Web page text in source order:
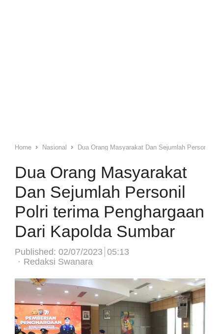
Home Nasional Dua Orang Masyarakat Dan Sejumlah Personil
Dua Orang Masyarakat
Dan Sejumlah Personil
Polri terima Penghargaan
Dari Kapolda Sumbar
Published: 02/07/2023 05:13
Author
Redaksi Swanara